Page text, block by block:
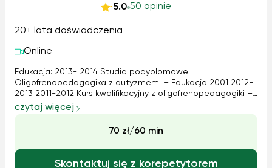
5.0 50 opinie
20+ lata doświadczenia
Online
Edukacja: 2013- 2014 Studia podyplomowe
Oligofrenopedagogika z autyzmem. – Edukacja 2001 2012-
2013 2011-2012 Kurs kwalifikacyjny z oligofrenopedagogiki –
Edukacja 2001 Studia podyplomowe: Edukacja w zakresie
Biznesu i Nauk o Zdrowiu w Ł...
czytaj więcej
70 zł/60 min
Skontaktuj się z korepetytorem